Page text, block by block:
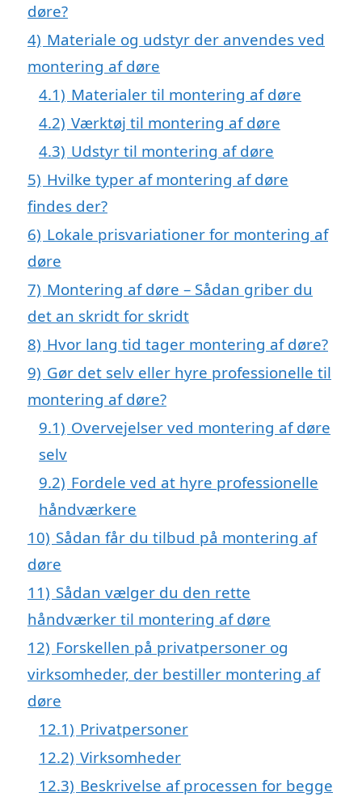
døre?
4) Materiale og udstyr der anvendes ved
montering af døre
4.1) Materialer til montering af døre
4.2) Værktøj til montering af døre
4.3) Udstyr til montering af døre
5) Hvilke typer af montering af døre
findes der?
6) Lokale prisvariationer for montering af
døre
7) Montering af døre – Sådan griber du
det an skridt for skridt
8) Hvor lang tid tager montering af døre?
9) Gør det selv eller hyre professionelle til
montering af døre?
9.1) Overvejelser ved montering af døre
selv
9.2) Fordele ved at hyre professionelle
håndværkere
10) Sådan får du tilbud på montering af
døre
11) Sådan vælger du den rette
håndværker til montering af døre
12) Forskellen på privatpersoner og
virksomheder, der bestiller montering af
døre
12.1) Privatpersoner
12.2) Virksomheder
12.3) Beskrivelse af processen for begge